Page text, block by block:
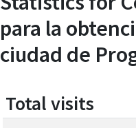
para la
ciudad de
Total visits